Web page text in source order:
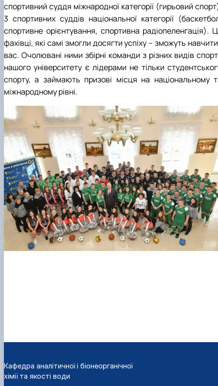
спортивний суддя міжнародної категорії (гирьовий
3 спортивних суддів національної категорії
спортивне орієнтування, спортивна радіопеленгація).
фахівці, які самі змогли досягти успіху – зможуть навчити
вас. Очолювані ними збірні команди з різних видів
нашого університету є лідерами не тільки
спорту, а займають призові місця на національному
міжнародному рівні.
Кафедра аналітичної і біонеорганічної
хімії та якості води